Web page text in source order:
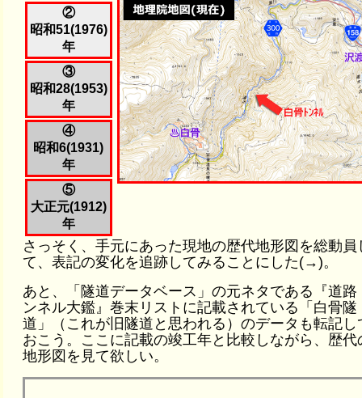
②
昭和51(1976)
年
③
昭和28(1953)
年
④
昭和6(1931)
年
⑤
大正元(1912)
年
さっそく、手元にあった現地の歴代地形図を総動員
て、表記の変化を追跡してみることにした(→)。
あと、「隧道データベース」の元ネタである『道路
ンネル大鑑』巻末リストに記載されている「白骨隧
道」（これが旧隧道と思われる）のデータも転記し
おこう。ここに記載の竣工年と比較しながら、歴代
地形図を見て欲しい。